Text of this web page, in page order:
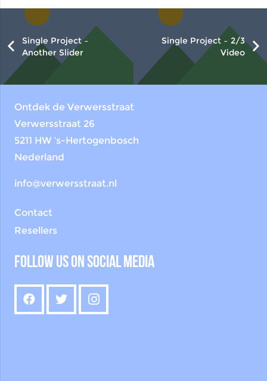
Single Project –
Another Slider
Single Project – 2/3
Video
Ontdek de Verwersstraat
Verwersstraat 26
5211 HW ‘s-Hertogenbosch
Nederland
info@verwersstraat.nl
Contact
Resellers
Follow us on social media